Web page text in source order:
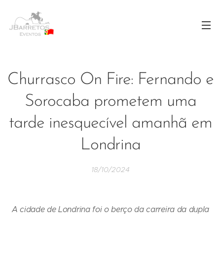
Churrasco On Fire: Fernando e
Sorocaba prometem uma
tarde inesquecível amanhã em
Londrina
18/10/2024
A cidade de Londrina foi o berço da carreira da dupla